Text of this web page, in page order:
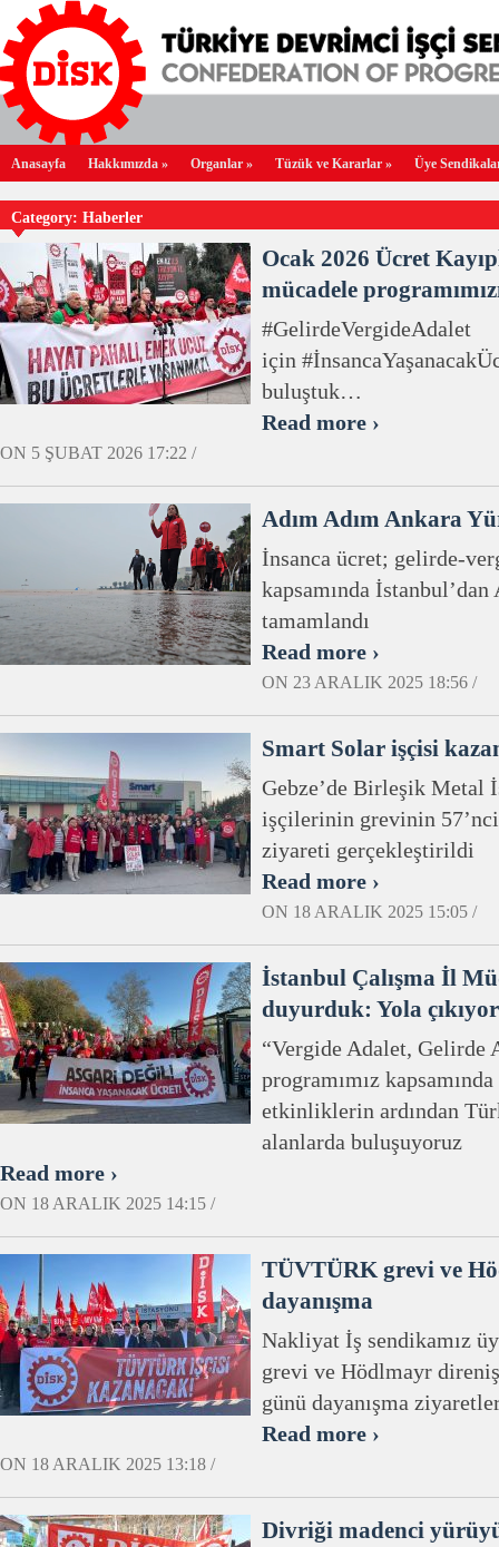
Anasayfa Hakkımızda » Organlar » Tüzük ve Kararlar » Üye
Category: Haberler
Ocak 2026 Ücret
mücadele
#GelirdeVergideAdalet
için
buluştuk…
Read more ›
ON 5 ŞUBAT 2026 17:22 /
Adım Adım Ankara
İnsanca ücret; gelirde-
kapsamında
tamamlandı
Read more ›
ON 23 ARALIK 2025 18:56 /
Smart Solar işçisi
Gebze’de Birleşik Metal
işçilerinin grevinin 57’nci
ziyareti gerçekleştirildi
Read more ›
ON 18 ARALIK 2025 15:05 /
İstanbul Çalışma İl
duyurduk: Yola
“Vergide Adalet, Gelirde
programımız
etkinliklerin ardından
alanlarda buluşuyoruz
Read more ›
ON 18 ARALIK 2025 14:15 /
TÜVTÜRK grevi ve
dayanışma
Nakliyat İş sendikamız
grevi ve Hödlmayr
günü dayanışma
Read more ›
ON 18 ARALIK 2025 13:18 /
Divriği madenci